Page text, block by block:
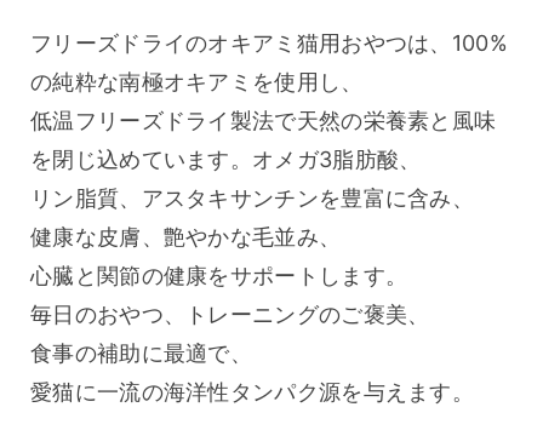
フリーズドライのオキアミ猫用おやつは、100%
の純粋な南極オキアミを使用し、
低温フリーズドライ製法で天然の栄養素と風味
を閉じ込めています。オメガ3脂肪酸、
リン脂質、アスタキサンチンを豊富に含み、
健康な皮膚、艶やかな毛並み、
心臓と関節の健康をサポートします。
毎日のおやつ、トレーニングのご褒美、
食事の補助に最適で、
愛猫に一流の海洋性タンパク源を与えます。